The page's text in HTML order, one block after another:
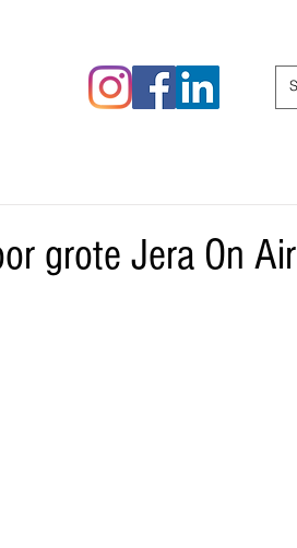
grote Jera On Air